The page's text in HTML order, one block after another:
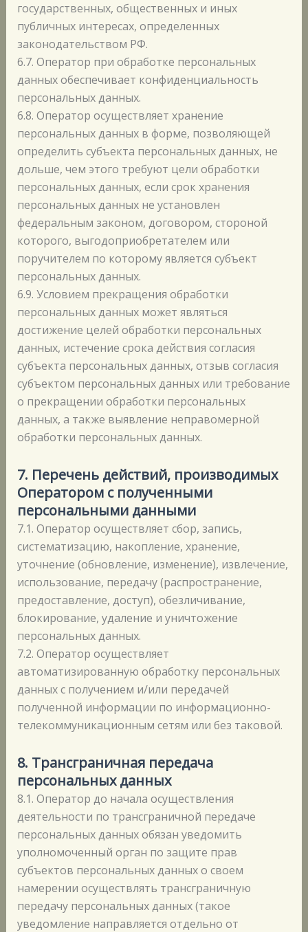
государственных, общественных и иных
публичных интересах, определенных
законодательством РФ.
6.7. Оператор при обработке персональных
данных обеспечивает конфиденциальность
персональных данных.
6.8. Оператор осуществляет хранение
персональных данных в форме, позволяющей
определить субъекта персональных данных, не
дольше, чем этого требуют цели обработки
персональных данных, если срок хранения
персональных данных не установлен
федеральным законом, договором, стороной
которого, выгодоприобретателем или
поручителем по которому является субъект
персональных данных.
6.9. Условием прекращения обработки
персональных данных может являться
достижение целей обработки персональных
данных, истечение срока действия согласия
субъекта персональных данных, отзыв согласия
субъектом персональных данных или требование
о прекращении обработки персональных
данных, а также выявление неправомерной
обработки персональных данных.
7. Перечень действий, производимых
Оператором с полученными
персональными данными
7.1. Оператор осуществляет сбор, запись,
систематизацию, накопление, хранение,
уточнение (обновление, изменение), извлечение,
использование, передачу (распространение,
предоставление, доступ), обезличивание,
блокирование, удаление и уничтожение
персональных данных.
7.2. Оператор осуществляет
автоматизированную обработку персональных
данных с получением и/или передачей
полученной информации по информационно-
телекоммуникационным сетям или без таковой.
8. Трансграничная передача
персональных данных
8.1. Оператор до начала осуществления
деятельности по трансграничной передаче
персональных данных обязан уведомить
уполномоченный орган по защите прав
субъектов персональных данных о своем
намерении осуществлять трансграничную
передачу персональных данных (такое
уведомление направляется отдельно от